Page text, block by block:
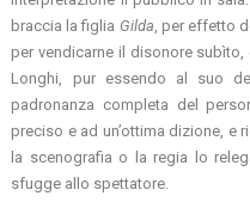
braccia la figlia Gilda , per effetto
per vendicarne il disonore
Longhi, pur essendo al suo
padronanza completa del
preciso e ad un’ottima dizione, e
la scenografia o la regia lo
sfugge allo spettatore.